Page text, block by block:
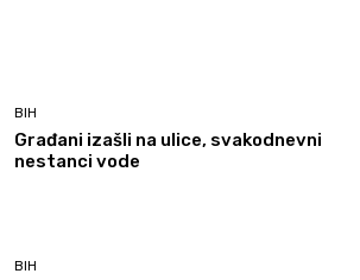
BIH
Građani izašli na ulice, svakodnevni
nestanci vode
BIH